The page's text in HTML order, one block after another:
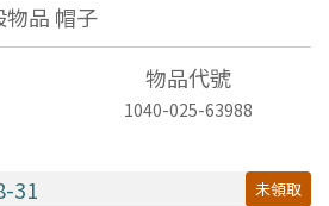
物品 帽子
物品代號
1040-025-63988
31 未領取